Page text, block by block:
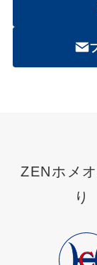
ZENホメ
り